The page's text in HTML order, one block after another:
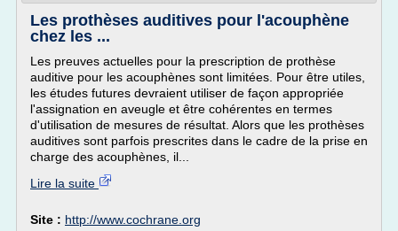
Les prothèses auditives pour l'acouphène
chez les ...
Les preuves actuelles pour la prescription de prothèse
auditive pour les acouphènes sont limitées. Pour être utiles,
les études futures devraient utiliser de façon appropriée
l'assignation en aveugle et être cohérentes en termes
d'utilisation de mesures de résultat. Alors que les prothèses
auditives sont parfois prescrites dans le cadre de la prise en
charge des acouphènes, il...
Lire la suite
Site : http://www.cochrane.org